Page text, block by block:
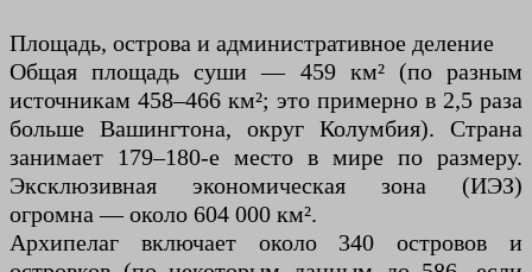
Площадь, острова и административное деление
Общая площадь суши — 459 км² (по разным
источникам 458–466 км²; это примерно в 2,5 раза
больше Вашингтона, округ Колумбия). Страна
занимает 179–180-е место в мире по размеру.
Эксклюзивная экономическая зона (ИЭЗ)
огромна — около 604 000 км².
Архипелаг включает около 340 островов и